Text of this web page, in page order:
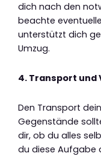
dich nach den
beachte
unterstützt dich
Umzug.
4. Transport und
Den Transport
Gegenstände
dir, ob du alles
du diese Aufgabe